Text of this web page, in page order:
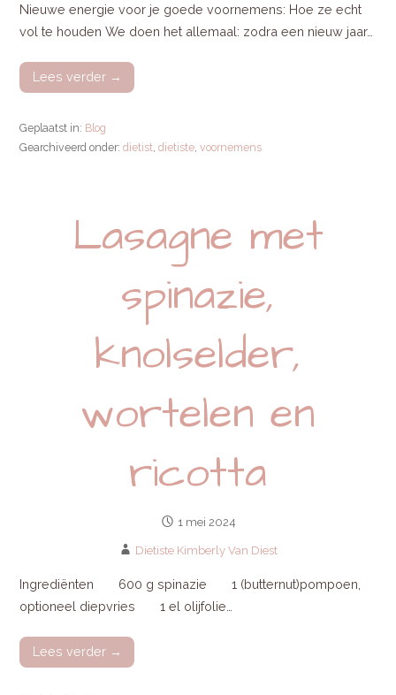
Nieuwe energie voor je goede voornemens: Hoe ze echt
vol te houden We doen het allemaal: zodra een nieuw jaar…
Lees verder →
Geplaatst in: Blog
Gearchiveerd onder:dietist ,dietiste ,voornemens
Lasagne met
spinazie,
knolselder,
wortelen en
ricotta
1 mei 2024
Dietiste Kimberly Van Diest
Ingrediënten 600 g spinazie 1 (butternut)pompoen,
optioneel diepvries 1 el olijfolie…
Lees verder →